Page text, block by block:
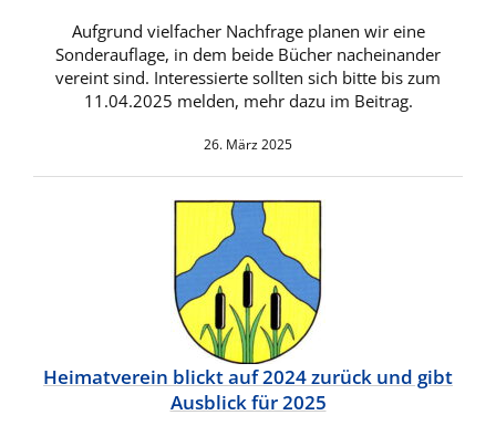
Aufgrund vielfacher Nachfrage planen wir eine
Sonderauflage, in dem beide Bücher nacheinander
vereint sind. Interessierte sollten sich bitte bis zum
11.04.2025 melden, mehr dazu im Beitrag.
26. März 2025
Heimatverein blickt auf 2024 zurück und gibt
Ausblick für 2025